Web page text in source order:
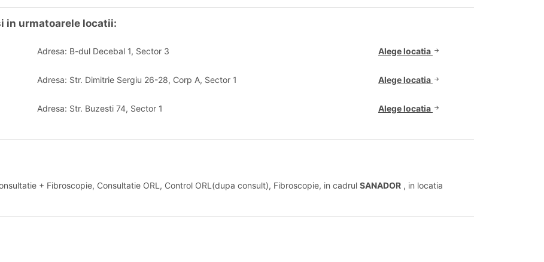
in urmatoarele locatii:
Adresa: B-dul Decebal 1, Sector 3 Alege locatia
Adresa: Str. Dimitrie Sergiu 26-28, Corp A, Sector 1 Alege locatia
Adresa: Str. Buzesti 74, Sector 1 Alege locatia
+ Fibroscopie, Consultatie ORL, Control ORL(dupa consult), Fibroscopie, in cadrul SANADOR , in locatia